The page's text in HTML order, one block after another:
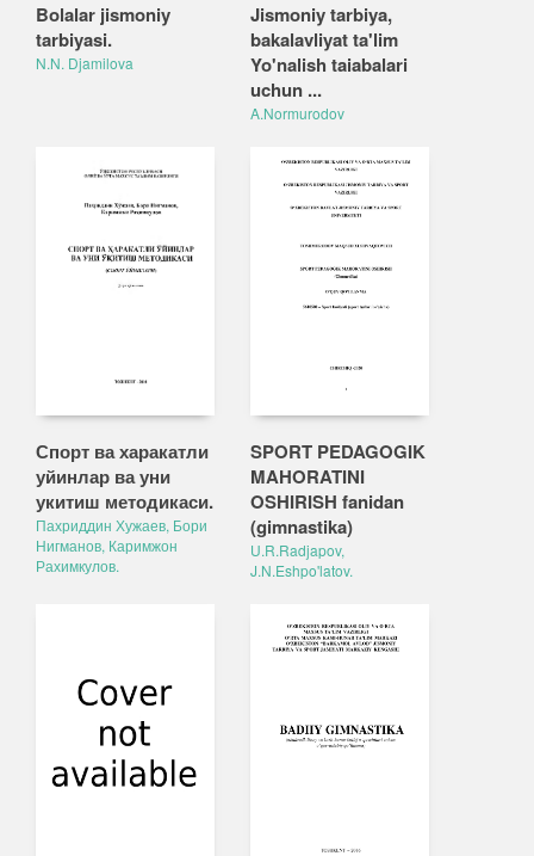
Bolalar jismoniy
tarbiyasi.
N.N. Djamilova
Jismoniy tarbiya,
bakalavliyat ta'lim
Yo'nalish taiabalari
uchun ...
A.Normurodov
Спорт ва харакатли
уйинлар ва уни
укитиш методикаси.
Пахриддин Хужаев, Бори
Нигманов, Каримжон
Рахимкулов.
SPORT PEDAGOGIK
MAHORATINI
OSHIRISH fanidan
(gimnastika)
U.R.Radjapov,
J.N.Eshpo'latov.